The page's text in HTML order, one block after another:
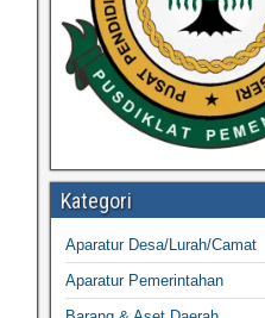
Kategori
Aparatur Desa/Lurah/Camat
Aparatur Pemerintahan